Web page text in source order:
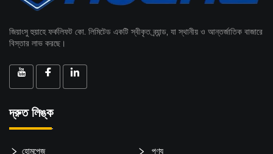
জিয়াংসু হুয়াহে ফর্কলিফট কো. লিমিটেড একটি স্বীকৃত ব্র্যান্ড, যা স্থানীয় ও আন্তর্জাতিক বাজারে
বিস্তার লাভ করছে।
দ্রুত লিঙ্ক
হোমপেজ পণ্য